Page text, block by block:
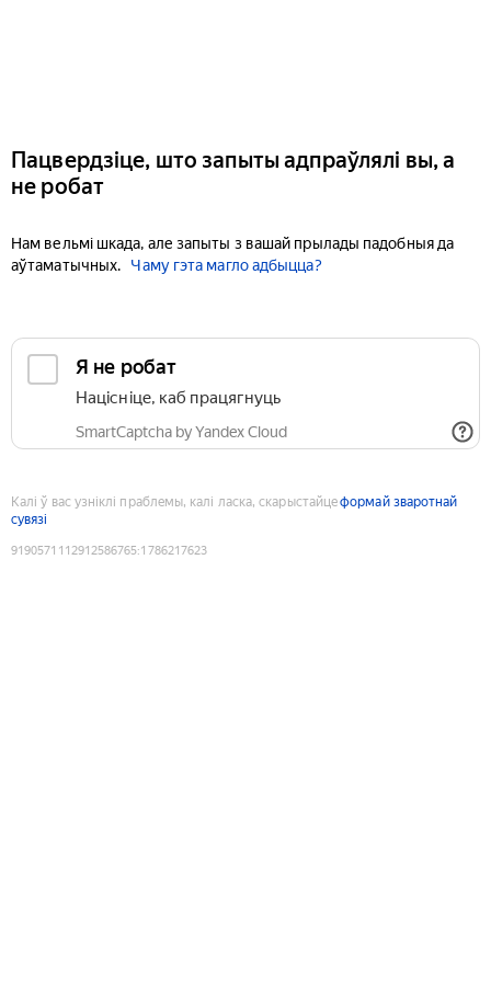
Пацвердзіце, што запыты адпраўлялі вы, а
не робат
Нам вельмі шкада, але запыты з вашай прылады падобныя да
аўтаматычных.
Чаму гэта магло адбыцца?
Я не робат
Націсніце, каб працягнуць
SmartCaptcha by Yandex Cloud
Калі ў вас узніклі праблемы, калі ласка, скарыстайцеформай зваротнай
сувязі
9190571112912586765:1786217623